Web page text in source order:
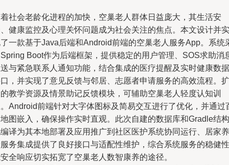
社会老龄化进程的加快，空巢老人群体日益庞大，其生活安
健康监控及心理关怀问题成为社会关注的焦点。本文设计并实
一款基于Java后端和Android前端的空巢老人服务App。系统
Boot作为后端框架，提供稳定的用户管理、SOS求助消
与紧急联系人通知功能，结合集成的医疗提醒及实时健康数据
，并实现了意见反馈与邻居、志愿者申请服务的高效流程。扩
教学资源及情景助记反馈模块，可辅助空巢老人轻度认知训
Android前端针对大字体图标及简易交互进行了优化，并通过
图嵌入，确保操作实时直观。此次自建的数据库和Gradle结构
译为其本地部署及应用推广到社区医护系统协同运行、居家养
务集成提供了良好接口与适配性维护，综合系统服务的稳健性
全响应切实拓宽了空巢老人数智康养的途径。